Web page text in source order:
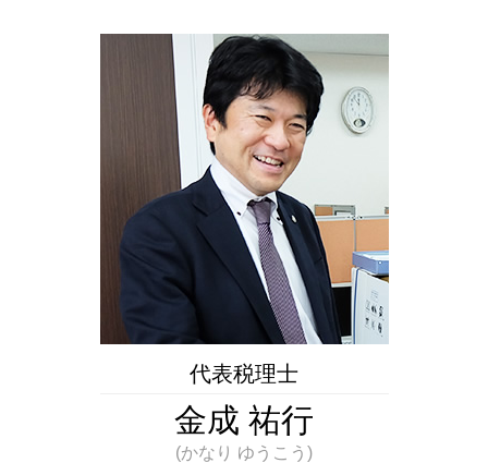
相続税 ふるさと納税
相続税 申告期限
遺産 相続 配偶者
相続時精算課税制度 メリット
死亡保険金 相続税
法人 不動産 売却 税金
過少申告加算税 とは
課税所得額 とは
白色 申告 書き方
税務調査 どこまで調べる
所得 隠し とは
税務調査 いつ
相続 国立市 相談
相続税 東京都 税理士
税務相談 東京都 税理士
不動産相続 東京都 税理士
相続税 埼玉県 相談
税務相談 神奈川県 相談
相続 埼玉県 相談
税務相談 埼玉県 相談
不動産相続 調布市 相談
不動産相続 神奈川県 相談
不動産相続 多摩市 税理士
相続税 国立市 税理士代表税理士
金成 祐行